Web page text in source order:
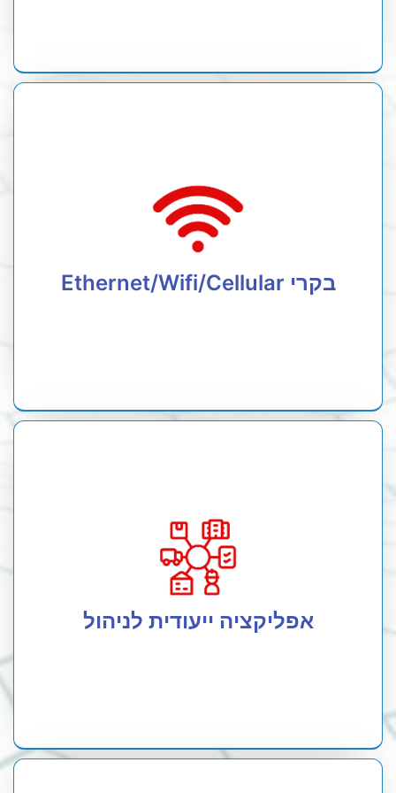
בקרי Ethernet/Wifi/Cellular
תקשורת סלולרית איכותית
או רשת סלולר.
התראה וביצוע פעולות מרחוק.
אפליקציה ייעודית לניהול
מערכת ענן לשליטה מרחוק
כל הבקרים שלנו מגיעים עם אפלקיציה ייעודית לחיבור
מהיר וקל.
באפלקיציה תוכלו להתעדכן בכל רגע נתון לפי כל חיישן,
תוכלו להוריד ולשמור נתונים ולהיות במעקב מתמיד אחר